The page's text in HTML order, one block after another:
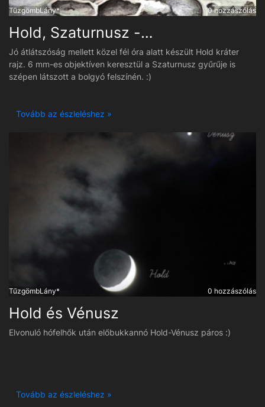
TűzgömbLány* 0 hozzászólás
Hold, Szaturnusz - vizuális észlelés - rajz
Jó átlátszóság mellett közel fél óra alatt készült Hold kráter
rajz. 6 mm-es objektíven keresztül a Szaturnusz gyűrűje is
szépen látszott a bolgyó felszínén. :)
Tovább az észleléshez »
TűzgömbLány* 0 hozzászólás
Hold és Vénusz
Elvonuló hófelhők után előbukkannó Hold-Vénusz páros :)
Tovább az észleléshez »